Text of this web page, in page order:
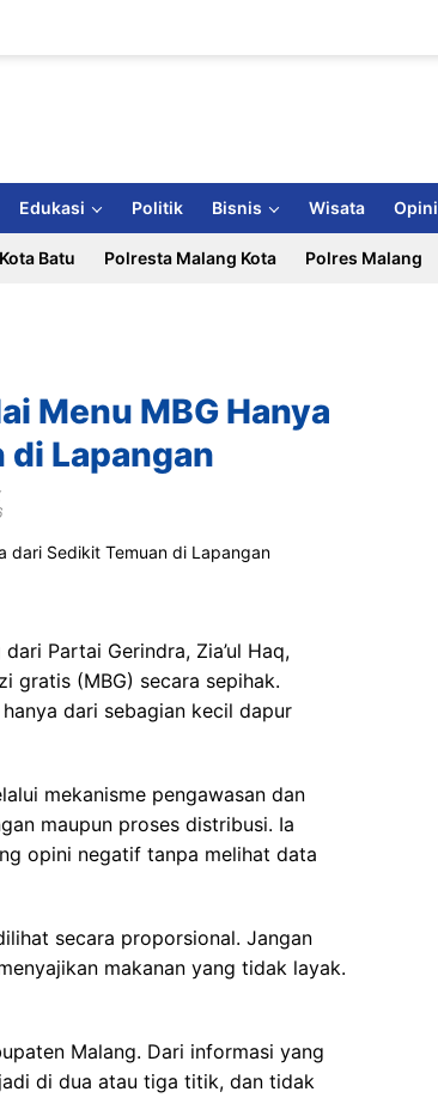
Edukasi Politik Bisnis Wisata Opini
Kota Batu Polresta Malang Kota Polres Malang
Menu MBG Hanya
Lapangan
Partai Gerindra, Zia’ul Haq,
gratis (MBG) secara sepihak.
dari sebagian kecil dapur
mekanisme pengawasan dan
maupun proses distribusi. Ia
opini negatif tanpa melihat data
secara proporsional. Jangan
makanan yang tidak layak.
Malang. Dari informasi yang
di dua atau tiga titik, dan tidak